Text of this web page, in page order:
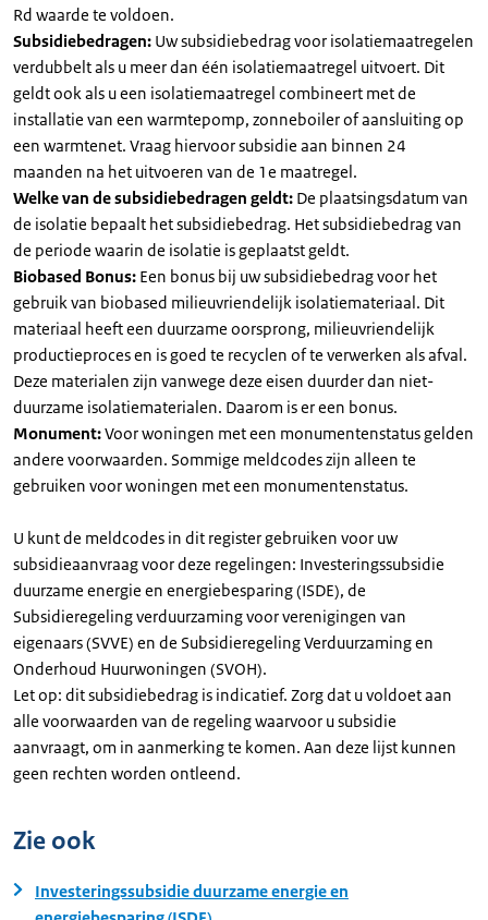
Rd waarde te voldoen.
Subsidiebedragen: Uw subsidiebedrag voor isolatiemaatregelen
verdubbelt als u meer dan één isolatiemaatregel uitvoert. Dit
geldt ook als u een isolatiemaatregel combineert met de
installatie van een warmtepomp, zonneboiler of aansluiting op
een warmtenet. Vraag hiervoor subsidie aan binnen 24
maanden na het uitvoeren van de 1e maatregel.
Welke van de subsidiebedragen geldt: De plaatsingsdatum van
de isolatie bepaalt het subsidiebedrag. Het subsidiebedrag van
de periode waarin de isolatie is geplaatst geldt.
Biobased Bonus: Een bonus bij uw subsidiebedrag voor het
gebruik van biobased milieuvriendelijk isolatiemateriaal. Dit
materiaal heeft een duurzame oorsprong, milieuvriendelijk
productieproces en is goed te recyclen of te verwerken als afval.
Deze materialen zijn vanwege deze eisen duurder dan niet-
duurzame isolatiematerialen. Daarom is er een bonus.
Monument:Voor woningen met een monumentenstatus gelden
andere voorwaarden. Sommige meldcodes zijn alleen te
gebruiken voor woningen met een monumentenstatus.
U kunt de meldcodes in dit register gebruiken voor uw
subsidieaanvraag voor deze regelingen: Investeringssubsidie
duurzame energie en energiebesparing (ISDE), de
Subsidieregeling verduurzaming voor verenigingen van
eigenaars (SVVE) en de Subsidieregeling Verduurzaming en
Onderhoud Huurwoningen (SVOH).
Let op: dit subsidiebedrag is indicatief. Zorg dat u voldoet aan
alle voorwaarden van de regeling waarvoor u subsidie
aanvraagt, om in aanmerking te komen. Aan deze lijst kunnen
geen rechten worden ontleend.
Zie ook
Investeringssubsidie duurzame energie en